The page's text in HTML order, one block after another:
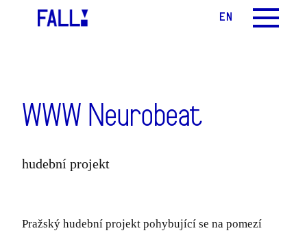
MENU
CS
EN
WWW Neurobeat
hudební projekt
Pražský hudební projekt pohybující se na pomezí